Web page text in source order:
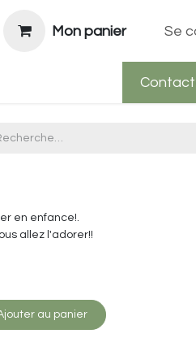
Mon panier Se
en enfance!.
allez l'adorer!!
au panier